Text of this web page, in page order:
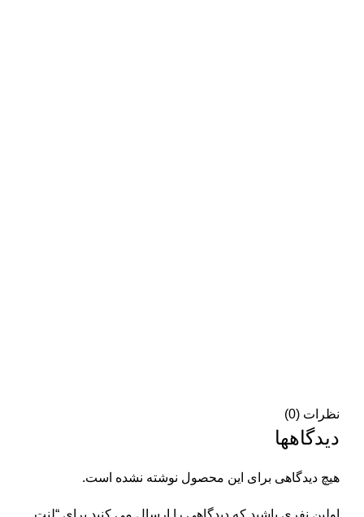
نظرات (0)
دیدگاهها
هیچ دیدگاهی برای این محصول نوشته نشده است.
اولین نفری باشید که دیدگاهی را ارسال می کنید برای “لنت